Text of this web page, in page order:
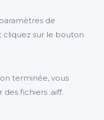
de
cliquez sur le bouton
terminée, vous
fichiers .aiff.